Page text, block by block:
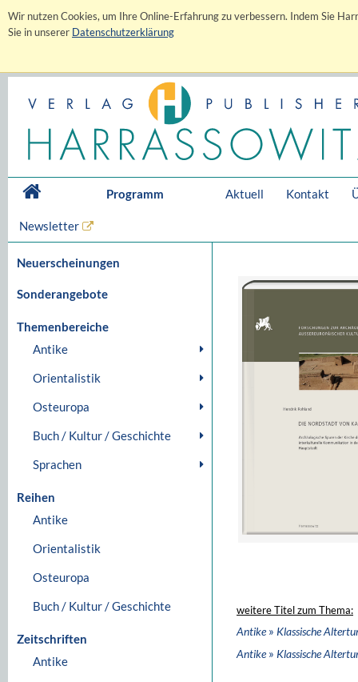
Wir nutzen Cookies, um Ihre Online-Erfahrung zu verbessern. Indem Sie
Sie in unserer Datenschutzerklärung
Programm Aktuell Kontakt
Newsletter
Neuerscheinungen
Sonderangebote
Themenbereiche
Antike
Orientalistik
Osteuropa
Buch / Kultur / Geschichte
Sprachen
Reihen
Antike
Orientalistik
Osteuropa
Buch / Kultur / Geschichte
Zeitschriften
Antike
weitere Titel zum Thema:
Antike» Klassische
Antike» Klassische